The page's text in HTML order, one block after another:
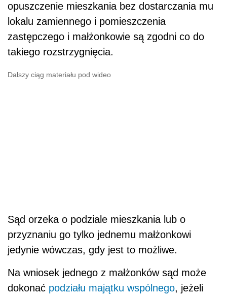
opuszczenie mieszkania bez dostarczania mu
lokalu zamiennego i pomieszczenia
zastępczego i małżonkowie są zgodni co do
takiego rozstrzygnięcia.
Dalszy ciąg materiału pod wideo
Sąd orzeka o podziale mieszkania lub o
przyznaniu go tylko jednemu małżonkowi
jedynie wówczas, gdy jest to możliwe.
Na wniosek jednego z małżonków sąd może
dokonać podziału majątku wspólnego, jeżeli